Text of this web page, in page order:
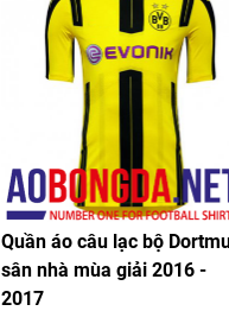
Quần áo câu lạc bộ
sân nhà mùa giải 2016 -
2017